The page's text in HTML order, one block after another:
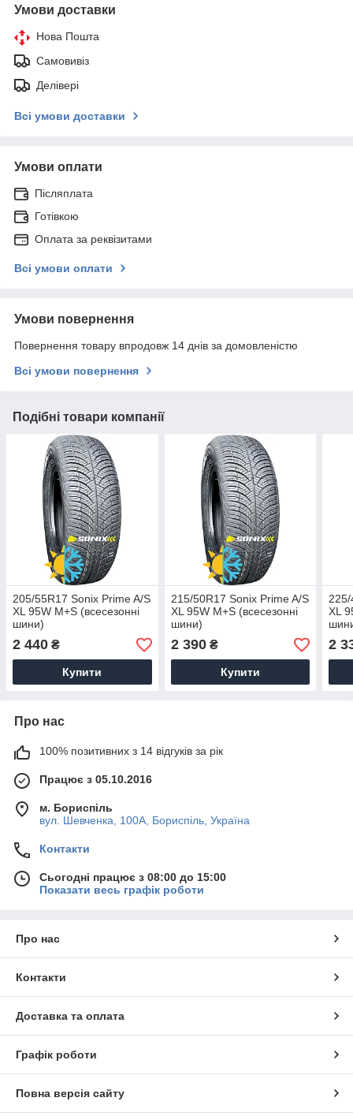
Умови доставки
Нова Пошта
Самовивіз
Делівері
Всі умови доставки
Умови оплати
Післяплата
Готівкою
Оплата за реквізитами
Всі умови оплати
Умови повернення
Повернення товару впродовж 14 днів за домовленістю
Всі умови повернення
Подібні товари компанії
205/55R17 Sonix Prime A/S
XL 95W M+S (всесезонні
шини)
2 440 ₴
Купити
215/50R17 Sonix Prime A/S
XL 95W M+S (всесезонні
шини)
2 390₴
Купити
225/
XL
2
Про нас
100% позитивних з 14 відгуків за рік
Працює з 05.10.2016
м. Бориспіль
вул. Шевченка, 100А, Бориспіль, Україна
Контакти
Сьогодні працює з 08:00 до 15:00
Показати весь графік роботи
Про нас
Контакти
Доставка та оплата
Графік роботи
Повна версія сайту